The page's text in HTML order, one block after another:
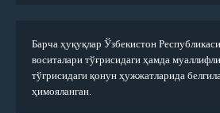
Барча ҳуқуқлар Ўзбекистон
воситалари тўғрисидаги ҳамда
тўғрисидаги қонун ҳужжатларида
ҳимояланган.